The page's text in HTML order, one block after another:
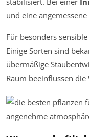
und eine
Für besonders
Einige Sorten sind
übermäßige
Raum beeinflussen